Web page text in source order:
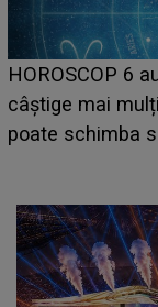
LINE-UP
care deschid
așteptate